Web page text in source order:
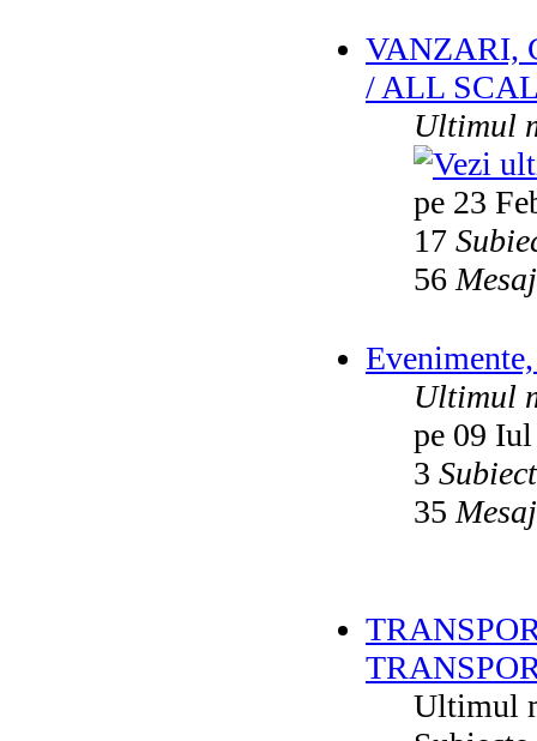
VANZARI,
/ ALL
Ultimul
pe 23
17
56
Ultimul
pe 09
3
35
Ultimul